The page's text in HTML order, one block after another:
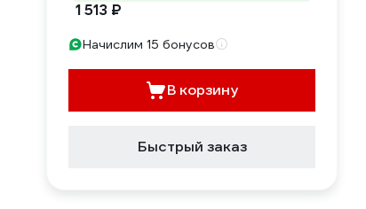
1 513 ₽
Начислим 15 бонусов
В корзину
Быстрый заказ